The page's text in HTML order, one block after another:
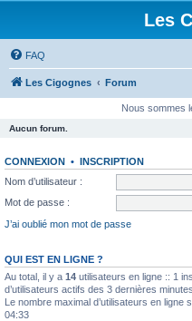
Les
FAQ
Les Cigognes Forum
Nous sommes
Aucun forum.
CONNEXION • INSCRIPTION
Nom d’utilisateur :
Mot de passe :
J’ai oublié mon mot de passe
QUI EST EN LIGNE ?
Au total, il y a 14 utilisateurs en ligne :: 1
d’utilisateurs actifs des 3 dernières
Le nombre maximal d’utilisateurs en ligne
04:33